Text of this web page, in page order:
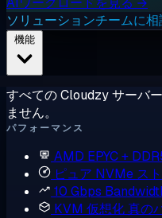
ソリューションチームに
すべての Cloudzy サーバ
ません。
パフォーマンス
AMD EPYC +
ピュア NVMe ス
10 Gbps
KVM 仮想化真の